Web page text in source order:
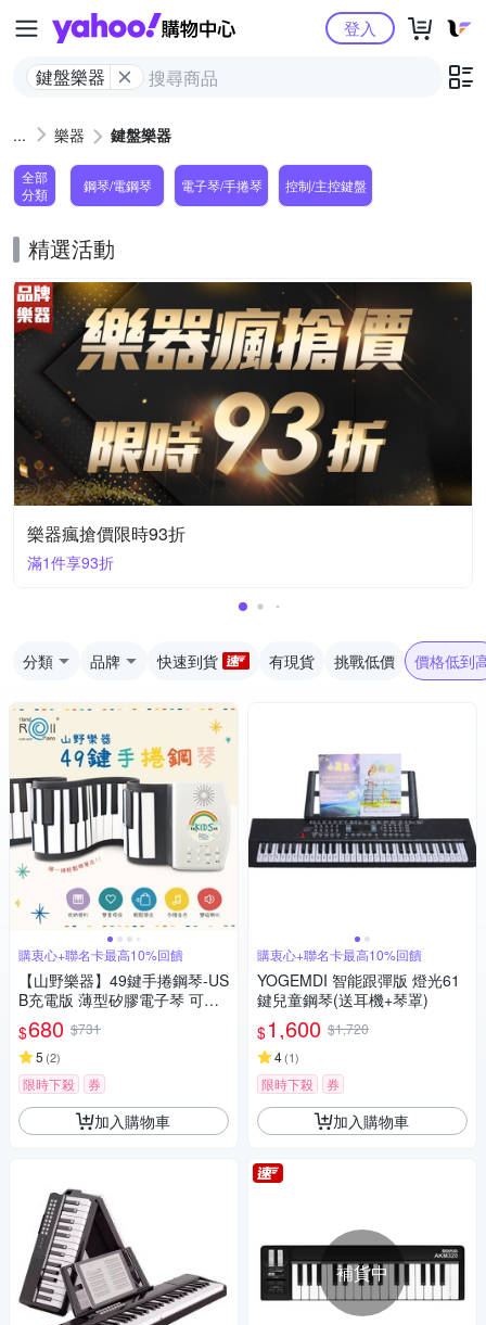
Yahoo購物中心
鍵盤樂器
登入
樂器 鍵盤樂器
全部
分類
鋼琴/電鋼琴 電子琴/手捲琴 控制/主控鍵盤
精選活動
樂器瘋搶價限時93折
滿1件享93折
分類 品牌 快速到貨 有現貨 挑戰低價 價格低到
購衷心+聯名卡最高10%回饋
【山野樂器】49鍵手捲鋼琴-US
B充電版 薄型矽膠電子琴 可接
耳機 好收納不占空間
$680 $731
5 (2)
限時下殺 券
加入購物車
購衷心+聯名卡最高10%回饋
YOGEMDI 智能跟彈版 燈光61
鍵兒童鋼琴(送耳機+琴罩)
$1,600 $1,720
4(1)
限時下殺 券
加入購物車
補貨中